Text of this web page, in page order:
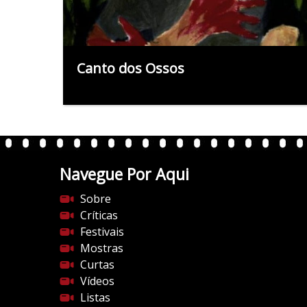
Canto dos Ossos
Navegue Por Aqui
Sobre
Críticas
Festivais
Mostras
Curtas
Vídeos
Listas